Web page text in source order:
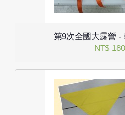
第9次全國大露營 -
NT$ 180